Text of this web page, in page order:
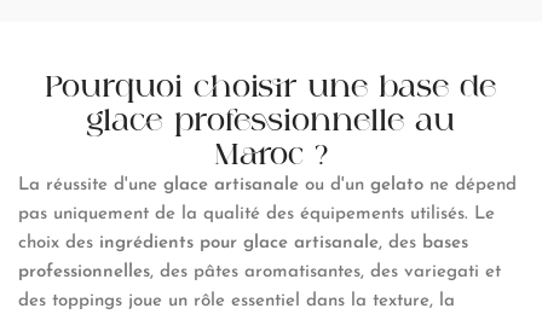
Pourquoi choisir une base de
glace professionnelle au
Maroc ?
La réussite d'une glace artisanale ou d'un gelato ne dépend
pas uniquement de la qualité des équipements utilisés. Le
choix des ingrédients pour glace artisanale, des bases
professionnelles, des pâtes aromatisantes, des variegati et
des toppings joue un rôle essentiel dans la texture, la